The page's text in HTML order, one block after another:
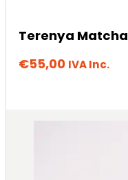
Terenya Matcha
€55,00 IVA Inc.